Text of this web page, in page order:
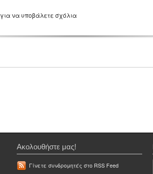
για να υποβάλετε σχόλια
Ακολουθήστε μας!
Γίνετε συνδρομητές στο RSS Feed